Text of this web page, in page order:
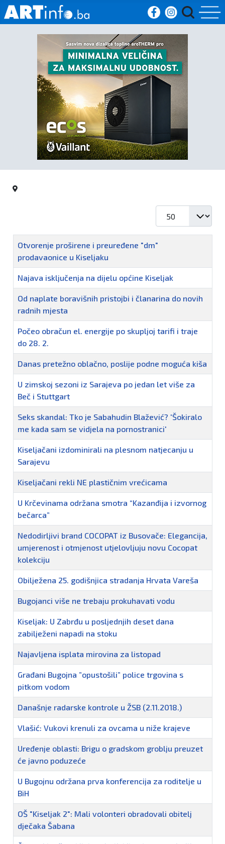
Početna
Vijesti
Sport
Kultura
Crna
kronika
Politika
Naziv
Otvorenje proširene i preuređene "dm"
prodavaonice u Kiseljaku
Najava isključenja na dijelu općine Kiseljak
Od naplate boravišnih pristojbi i članarina do novih
radnih mjesta
Počeo obračun el. energije po skupljoj tarifi i traje
do 28. 2.
Danas pretežno oblačno, poslije podne moguća kiša
U zimskoj sezoni iz Sarajeva po jedan let više za
Beč i Stuttgart
Seks skandal: Tko je Sabahudin Blažević? 'Šokiralo
me kada sam se vidjela na pornostranici'
Kiseljačani izdominirali na plesnom natjecanju u
Sarajevu
Kiseljačani rekli NE plastičnim vrećicama
U Krčevinama održana smotra “Kazanđija i izvornog
bečarca”
Nedodirljivi brand COCOPAT iz Busovače: Elegancija,
umjerenost i otmjenost utjelovljuju novu Cocopat
kolekciju
Obilježena 25. godišnjica stradanja Hrvata Vareša
Bugojanci više ne trebaju prokuhavati vodu
Kiseljak: U Zabrđu u posljednjih deset dana
zabilježeni napadi na stoku
Najavljena isplata mirovina za listopad
Građani Bugojna ”opustošili” police trgovina s
pitkom vodom
Današnje radarske kontrole u ŽSB (2.11.2018.)
Vlašić: Vukovi krenuli za ovcama u niže krajeve
Uređenje oblasti: Brigu o gradskom groblju preuzet
će javno poduzeće
U Bugojnu održana prva konferencija za roditelje u
BiH
OŠ "Kiseljak 2": Mali volonteri obradovali obitelj
dječaka Šabana